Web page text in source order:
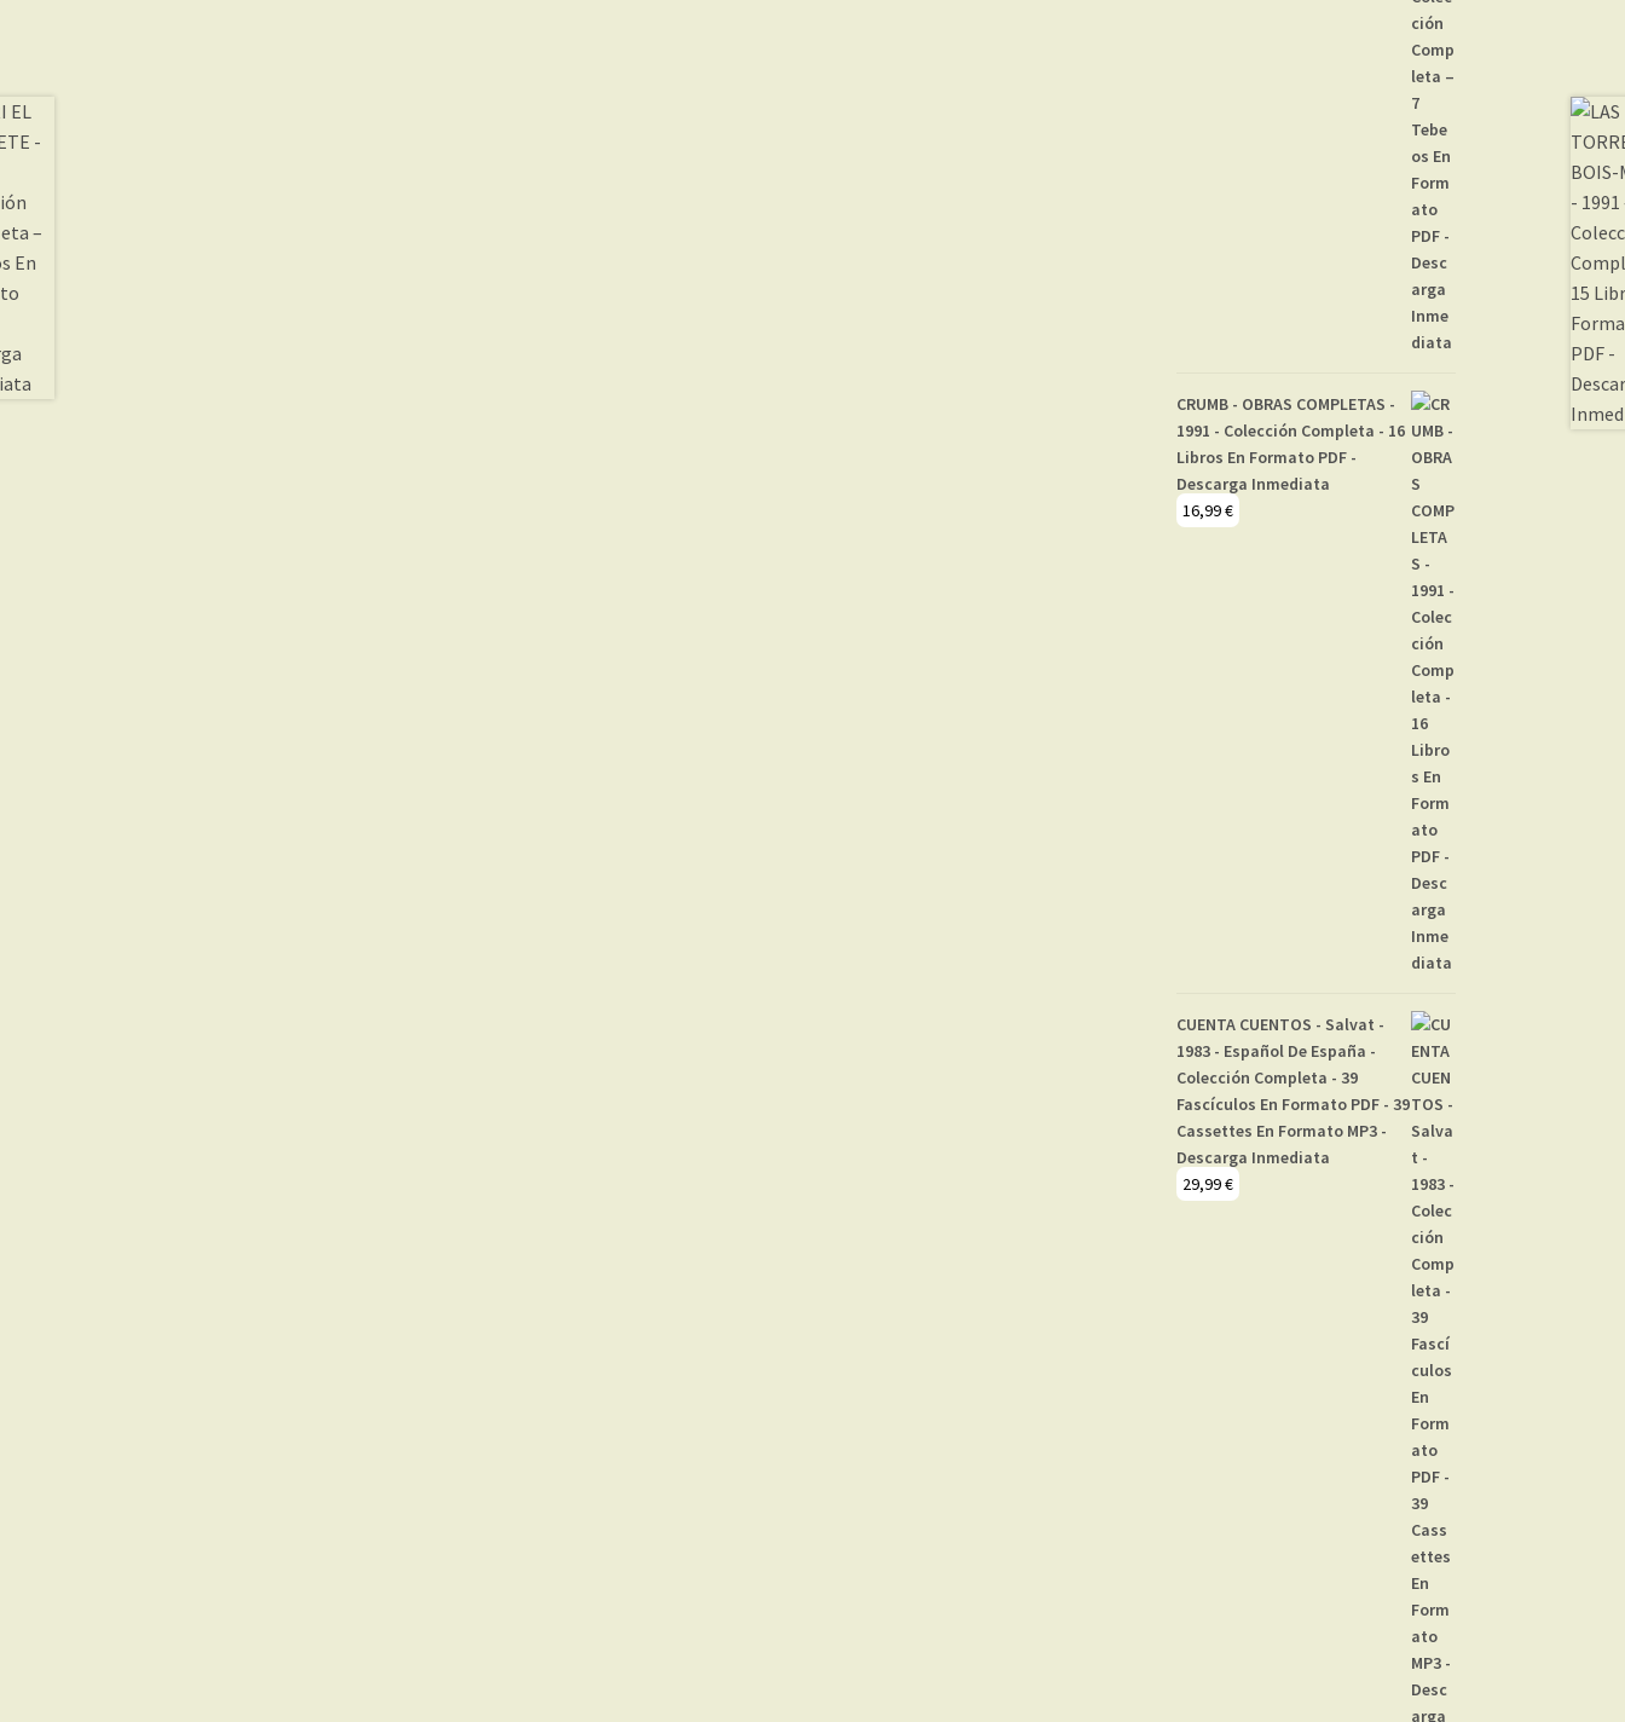
CRUMB - OBRAS COMPLETAS -
1991 - Colección Completa - 16
Libros En Formato PDF -
Descarga Inmediata
16,99€
CUENTA CUENTOS - Salvat -
1983 - Español De España -
Colección Completa - 39
Fascículos En Formato PDF - 39
Cassettes En Formato MP3 -
Descarga Inmediata
29,99€